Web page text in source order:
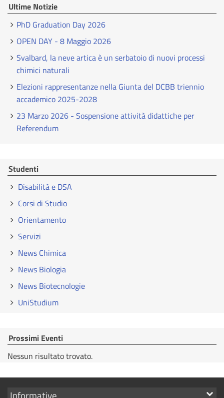
Ultime Notizie
PhD Graduation Day 2026
OPEN DAY - 8 Maggio 2026
Svalbard, la neve artica è un serbatoio di nuovi processi
chimici naturali
Elezioni rappresentanze nella Giunta del DCBB triennio
accademico 2025-2028
23 Marzo 2026 - Sospensione attività didattiche per
Referendum
Studenti
Disabilità e DSA
Corsi di Studio
Orientamento
Servizi
News Chimica
News Biologia
News Biotecnologie
UniStudium
Prossimi Eventi
Nessun risultato trovato.
Mostra